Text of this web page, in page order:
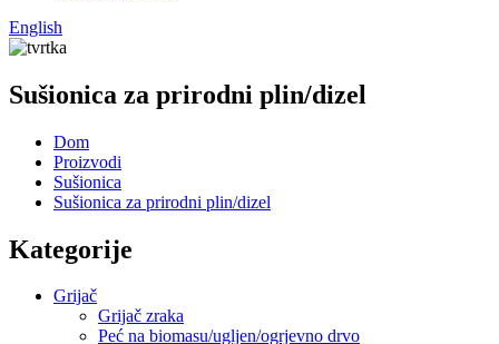
English
Sušionica za prirodni plin/dizel
Dom
Proizvodi
Sušionica
Sušionica za prirodni plin/dizel
Kategorije
Grijač
Grijač zraka
Peć na biomasu/ugljen/ogrjevno drvo